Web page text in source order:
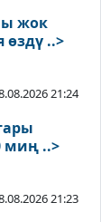
жок
..>
21:24
тааныштырган аял 340 миң ..>
21:23